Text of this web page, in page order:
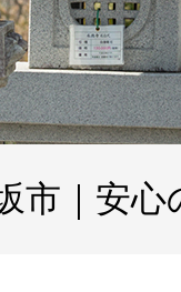
市｜安心